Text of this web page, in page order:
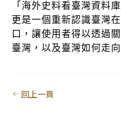
「海外史料看臺灣資料
更是一個重新認識臺灣
口，讓使用者得以透過
臺灣，以及臺灣如何走
回上一頁